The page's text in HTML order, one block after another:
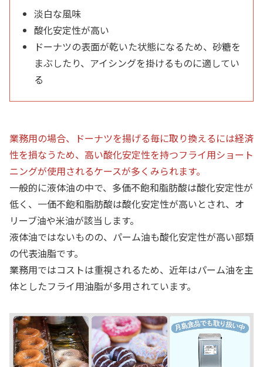
淡白な風味
酸化安定性が高い
ドーナツの表面が乾いた状態になるため、砂糖を
まぶしたり、アイシングを掛けるものに適してい
る
業務用の場合、ドーナツを揚げる毎に取り換えるには経済
性を損なうため、高い酸化安定性を持つフライ用ショート
ニングが使用されるケースが多くみられます。
一般的に液体油の中で、多価不飽和脂肪酸は酸化安定性が
低く、一価不飽和脂肪酸は酸化安定性が高いとされ、オ
リーブ油や米油が該当します。
液体油ではないものの、パーム油も酸化安定性が高い部類
の代表油脂です。
業務用ではコストは重視されるため、近年はパーム油を主
体としたフライ用油脂が多用されています。